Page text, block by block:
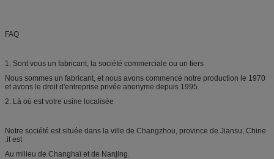
FAQ
1. Sont vous un fabricant, la société commerciale ou un tiers
Nous sommes un fabricant, et nous avons commencé notre production le 1970
et avons le droit d'entreprise privée anonyme depuis 1995.
2. Là où est votre usine localisée
Notre société est située dans la ville de Changzhou, province de Jiansu, Chine
.it est
Au milieu de Changhaï et de Nanjing.